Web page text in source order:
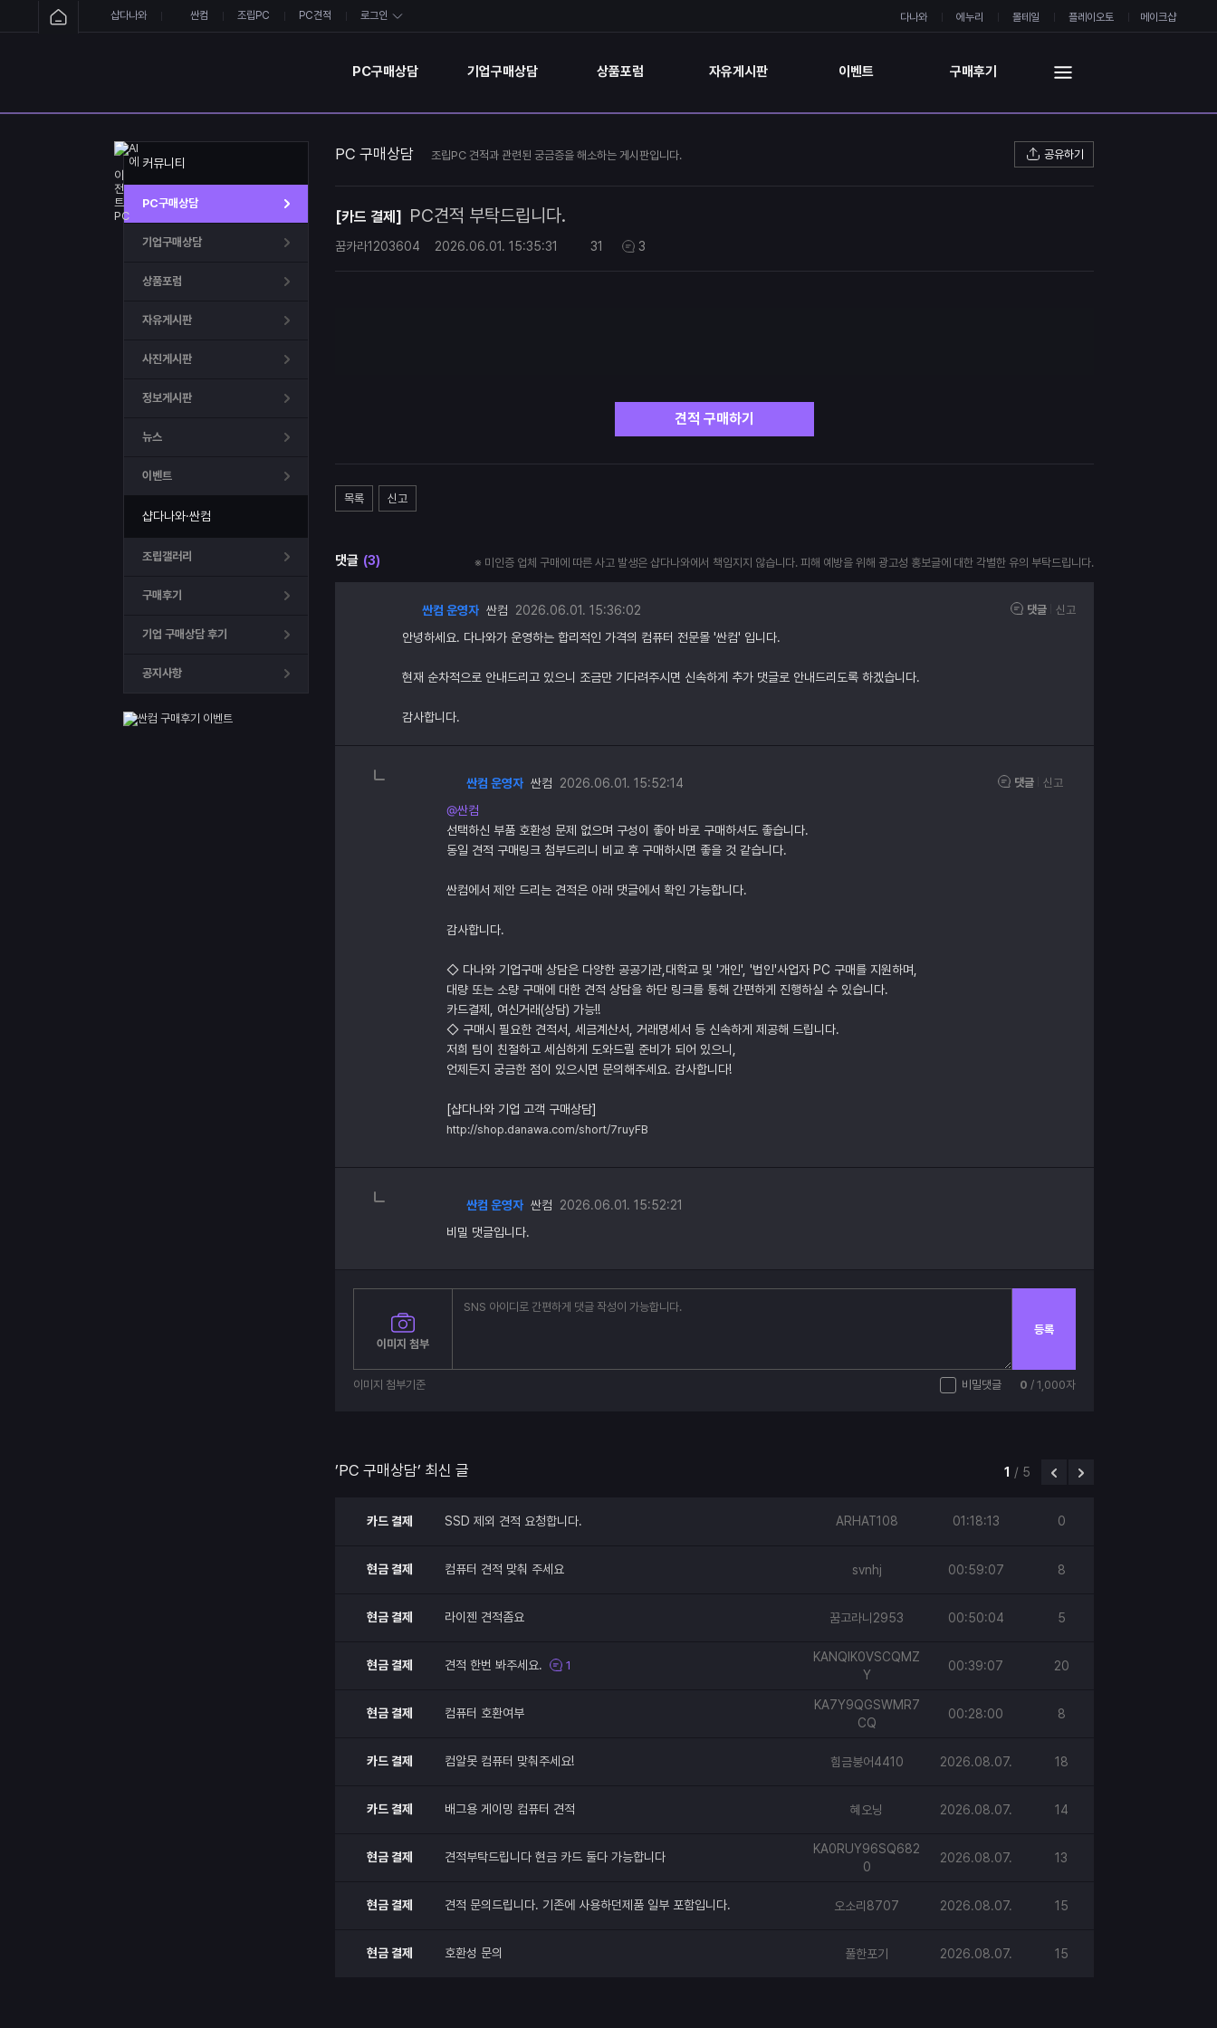
샵다나와 싼컴 조립PC PC견적 로그인 다나와 에누리 몰테일 플레이오토 메이크샵
PC구매상담 기업구매상담 상품포럼 자유게시판 이벤트 구매후기
커뮤니티
PC구매상담
기업구매상담
상품포럼
자유게시판
사진게시판
정보게시판
뉴스
이벤트
샵다나와·싼컴
조립갤러리
구매후기
기업 구매상담 후기
공지사항
PC 구매상담 조립PC 견적과 관련된 궁금증을 해소하는 게시판입니다. 공유하기
[카드 결제] PC견적 부탁드립니다.
꿈카라1203604 2026.06.01. 15:35:31 31 3
견적 구매하기
목록 신고
댓글 (3) ※ 미인증 업체 구매에 따른 사고 발생은 샵다나와에서 책임지지 않습니다. 피해 예방을 위해 광고성 홍보글에 대한 각별한 유의 부탁드립니다.
싼컴 운영자 싼컴 2026.06.01. 15:36:02 댓글 신고
안녕하세요. 다나와가 운영하는 합리적인 가격의 컴퓨터 전문몰 '싼컴' 입니다.
현재 순차적으로 안내드리고 있으니 조금만 기다려주시면 신속하게 추가 댓글로 안내드리도록 하겠습니다.
감사합니다.
싼컴 운영자 싼컴 2026.06.01. 15:52:14 댓글 신고
@싼컴
선택하신 부품 호환성 문제 없으며 구성이 좋아 바로 구매하셔도 좋습니다.
동일 견적 구매링크 첨부드리니 비교 후 구매하시면 좋을 것 같습니다.
싼컴에서 제안 드리는 견적은 아래 댓글에서 확인 가능합니다.
감사합니다.
◇ 다나와 기업구매 상담은 다양한 공공기관,대학교 및 '개인', '법인'사업자 PC 구매를 지원하며,
대량 또는 소량 구매에 대한 견적 상담을 하단 링크를 통해 간편하게 진행하실 수 있습니다.
카드결제, 여신거래(상담) 가능!!
◇ 구매시 필요한 견적서, 세금계산서, 거래명세서 등 신속하게 제공해 드립니다.
저희 팀이 친절하고 세심하게 도와드릴 준비가 되어 있으니,
언제든지 궁금한 점이 있으시면 문의해주세요. 감사합니다!
[샵다나와 기업 고객 구매상담]
http://shop.danawa.com/short/7ruyFB
싼컴 운영자 싼컴
2026.06.01. 15:52:21
비밀 댓글입니다.
이미지 첨부
등록
이미지 첨부기준 비밀댓글 0 / 1,000자
’PC 구매상담’ 최신 글 1 / 5
카드 결제 SSD 제외 견적 요청합니다. ARHAT108 01:18:13 0
현금 결제 컴퓨터 견적 맞춰 주세요 svnhj 00:59:07 8
현금 결제 라이젠 견적좀요 꿈고라니2953 00:50:04 5
현금 결제 견적 한번 봐주세요. 1
KANQIK0VSCQMZ
Y
00:39:07 20
현금 결제 컴퓨터 호환여부
KA7Y9QGSWMR7
CQ
00:28:00 8
카드 결제 컴알못 컴퓨터 맞춰주세요! 힘금붕어4410 2026.08.07. 18
카드 결제 배그용 게이밍 컴퓨터 견적 혜오닝 2026.08.07. 14
현금 결제 견적부탁드립니다 현금 카드 둘다 가능합니다
KA0RUY96SQ682
0
2026.08.07. 13
현금 결제 견적 문의드립니다. 기존에 사용하던제품 일부 포함입니다. 오소리8707 2026.08.07. 15
현금 결제 호환성 문의 풀한포기 2026.08.07. 15